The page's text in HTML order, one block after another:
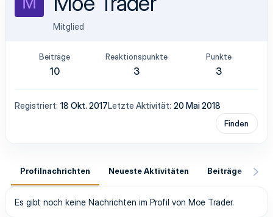
Mitglied
Beiträge
10
Reaktionspunkte
3
Punkte
3
Registriert 18 Okt. 2017Letzte Aktivität 20 Mai 2018
Finden
Profilnachrichten Neueste Aktivitäten Beiträge
Es gibt noch keine Nachrichten im Profil von Moe Trader.